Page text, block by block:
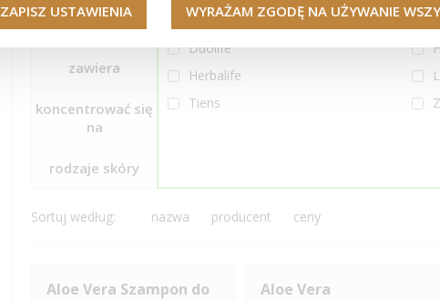
producent
zawiera
koncentrować się
na
rodzaje skóry
Ceylon Way
Duolife
Herbalife
Tiens
Sortuj według: nazwa producent ceny
Aloe Vera Szampon do
Aloe Vera
ZAPISZ USTAWIENIA WYRAŻAM ZGODĘ NA UŻYWANIE